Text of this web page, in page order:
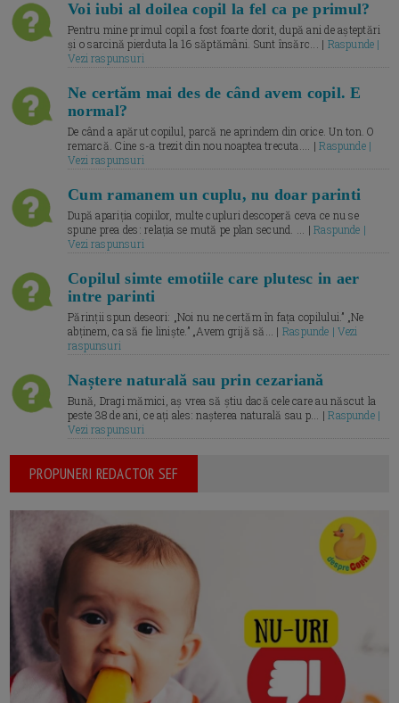
Voi iubi al doilea copil la fel ca pe primul?
Pentru mine primul copil a fost foarte dorit, după ani de așteptări
și o sarcină pierduta la 16 săptămâni. Sunt însărc... | Raspunde |
Vezi raspunsuri
Ne certăm mai des de când avem copil. E
normal?
De când a apărut copilul, parcă ne aprindem din orice. Un ton. O
remarcă. Cine s-a trezit din nou noaptea trecuta.... |Raspunde |
Vezi raspunsuri
Cum ramanem un cuplu, nu doar parinti
După apariția copiilor, multe cupluri descoperă ceva ce nu se
spune prea des: relația se mută pe plan secund. ... |Raspunde |
Vezi raspunsuri
Copilul simte emotiile care plutesc in aer
intre parinti
Părinții spun deseori: „Noi nu ne certăm în fața copilului.” „Ne
abținem, ca să fie liniște.” „Avem grijă să... | Raspunde | Vezi
raspunsuri
Naștere naturală sau prin cezariană
Bună, Dragi mămici, aș vrea să știu dacă cele care au născut la
peste 38 de ani, ce ați ales: nașterea naturală sau p... |Raspunde |
Vezi raspunsuri
PROPUNERI REDACTOR SEF